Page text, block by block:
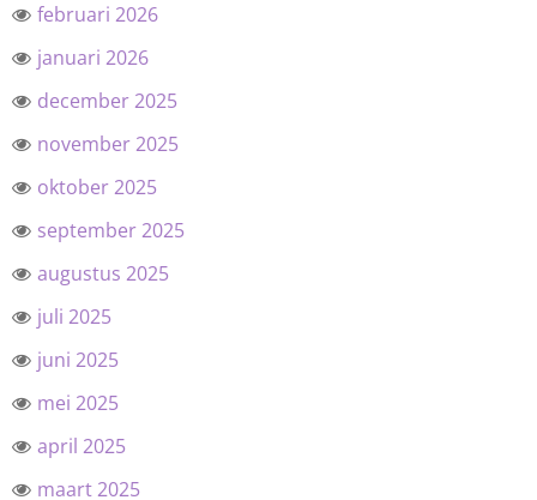
februari 2026
januari 2026
december 2025
november 2025
oktober 2025
september 2025
augustus 2025
juli 2025
juni 2025
mei 2025
april 2025
maart 2025